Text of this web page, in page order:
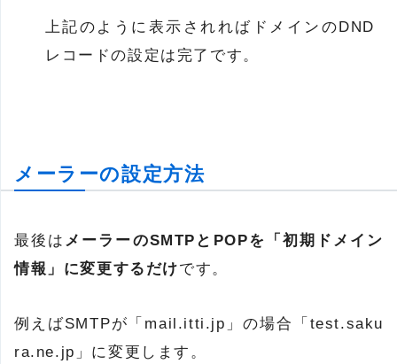
上記のように表示されればドメインのDND
レコードの設定は完了です。
メーラーの設定方法
最後は メーラーのSMTPとPOPを「初期ドメイン
情報」に変更するだけです。
例えばSMTPが「mail.itti.jp」の場合「test.saku
ra.ne.jp」に変更します。